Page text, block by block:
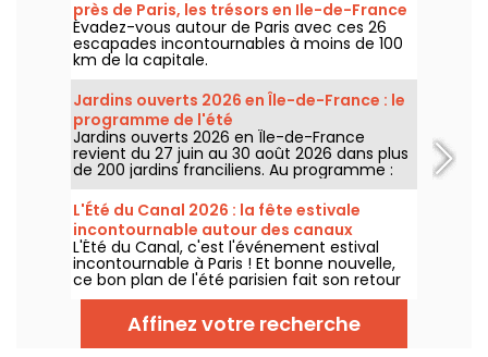
près de Paris, les trésors en Ile-de-France
Évadez-vous autour de Paris avec ces 26
escapades incontournables à moins de 100
km de la capitale.
Jardins ouverts 2026 en Île-de-France : le
programme de l'été
Jardins ouverts 2026 en Île-de-France
revient du 27 juin au 30 août 2026 dans plus
de 200 jardins franciliens. Au programme :
concerts, spectacles, visites, ateliers et
installations artistiques.
L'Été du Canal 2026 : la fête estivale
incontournable autour des canaux
parisiens, dates & programme
L'Été du Canal, c'est l'événement estival
incontournable à Paris ! Et bonne nouvelle,
ce bon plan de l'été parisien fait son retour
du 27 juin au 9 août 2026. Au programme de
cette édition : ateliers gratuits, street art,
cinéma en plein air et balades le long des
canaux.
Affinez votre recherche